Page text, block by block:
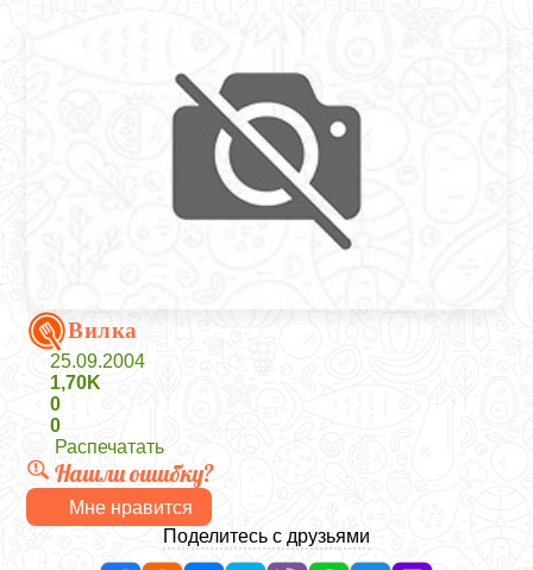
Вилка
25.09.2004
1,70K
0
0
Распечатать
Нашли ошибку?
Мне нравится
Поделитесь с друзьями